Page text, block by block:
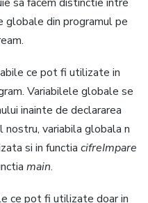
globale din programul pe
ce pot fi utilizate in
Variabilele globale se
inainte de declararea
nostru, variabila globala n
si in functia cifreImpare
main.
ce pot fi utilizate doar in